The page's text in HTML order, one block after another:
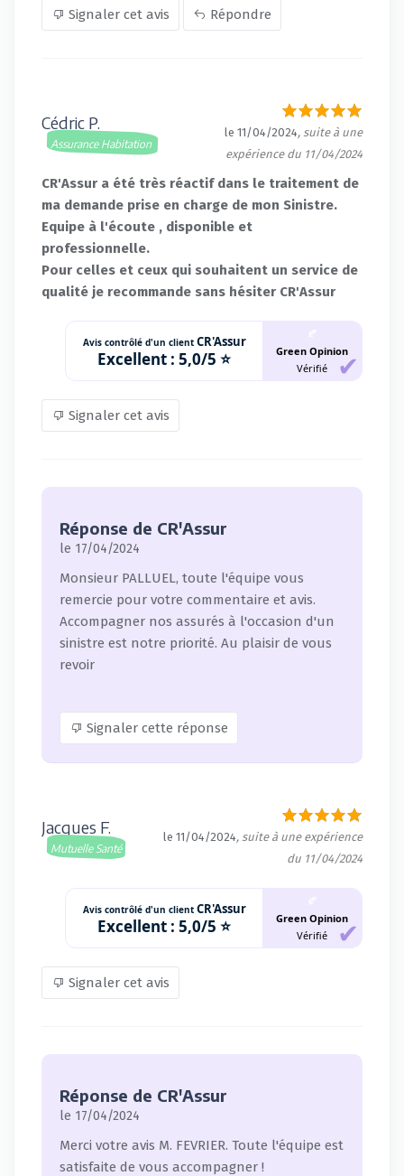
Signaler cet avis Répondre
Cédric P.
Assurance Habitation
le 11/04/2024, suite à une
expérience du 11/04/2024
CR'Assur a été très réactif dans le traitement de
ma demande prise en charge de mon Sinistre.
Equipe à l'écoute , disponible et
professionnelle.
Pour celles et ceux qui souhaitent un service de
qualité je recommande sans hésiter CR'Assur
Avis contrôlé d'un client CR'Assur
Excellent : 5,0/5 ⭐
Green Opinion
Vérifié
Signaler cet avis
Réponse de CR'Assur
le 17/04/2024
Monsieur PALLUEL, toute l'équipe vous
remercie pour votre commentaire et avis.
Accompagner nos assurés à l'occasion d'un
sinistre est notre priorité. Au plaisir de vous
revoir
Signaler cette réponse
Jacques F.
Mutuelle Santé
le 11/04/2024, suite à une expérience
du 11/04/2024
Avis contrôlé d'un client CR'Assur
Excellent : 5,0/5 ⭐
Green Opinion
Vérifié
Signaler cet avis
Réponse de CR'Assur
le 17/04/2024
Merci votre avis M. FEVRIER. Toute l'équipe est
satisfaite de vous accompagner !